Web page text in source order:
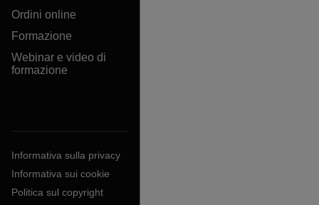
Ordini online
Formazione
Webinar e video di
formazione
Informativa sulla privacy
Informativa sui cookie
Politica sul copyright